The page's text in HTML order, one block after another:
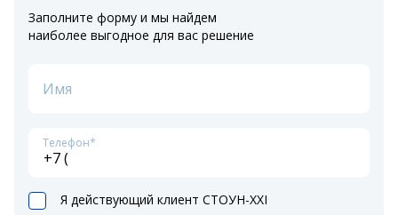
Заполните форму и мы найдем
наиболее выгодное для вас решение
Имя
Телефон*
Я действующий клиент СТОУН-XXI